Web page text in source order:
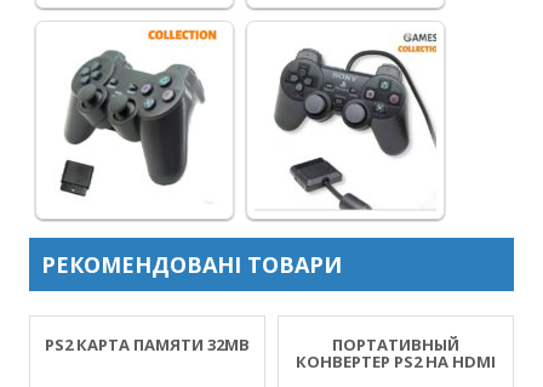
РЕКОМЕНДОВАНІ ТОВАРИ
PS2 КАРТА ПАМЯТИ 32MB ПОРТАТИВНЫЙ
КОНВЕРТЕР PS2 НА HDMI